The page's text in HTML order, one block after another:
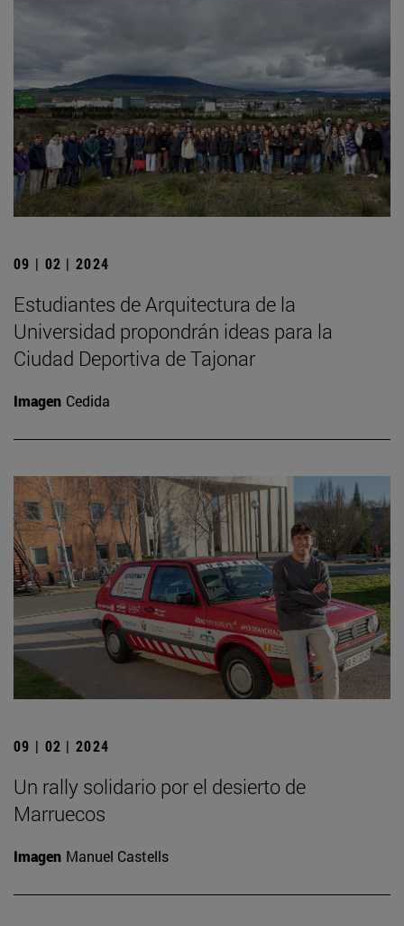
09 | 02 | 2024
Estudiantes de Arquitectura de la
Universidad propondrán ideas para la
Ciudad Deportiva de Tajonar
Imagen Cedida
09 | 02 | 2024
Un rally solidario por el desierto de
Marruecos
Imagen Manuel Castells